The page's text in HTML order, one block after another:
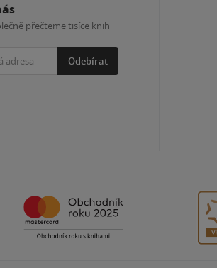
přečteme tisíce knih
Odebírat